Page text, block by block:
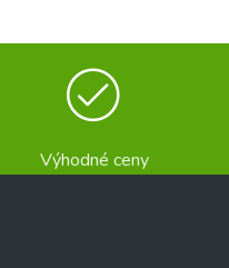
Výhodné ceny